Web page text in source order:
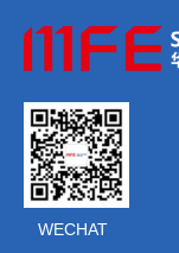
WECHAT